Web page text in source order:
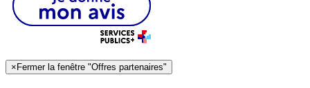
×Fermer la fenêtre "Offres partenaires"